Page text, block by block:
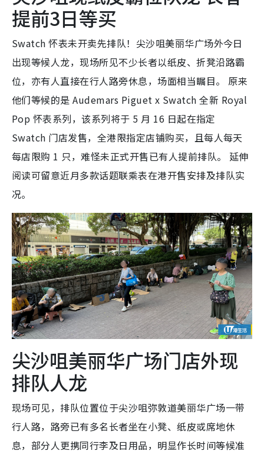
提前3日等买
Swatch 怀表未开卖先排队！尖沙咀美丽华广场外今日
出现等候人龙，现场所见不少长者以纸皮、折凳沿路霸
位，亦有人直接在行人路旁休息，场面相当瞩目。 原来
他们等候的是 Audemars Piguet x Swatch 全新 Royal
Pop 怀表系列，该系列将于 5 月 16 日起在指定
Swatch 门店发售，全港限指定店铺购买，且每人每天
每店限购 1 只，难怪未正式开售已有人提前排队。 延伸
阅读可留意近月多款话题联乘表在港开售安排及排队实
况。
尖沙咀美丽华广场门店外现
排队人龙
现场可见，排队位置位于尖沙咀弥敦道美丽华广场一带
行人路，路旁已有多名长者坐在小凳、纸皮或席地休
息，部分人更携同行李及日用品，明显作长时间等候准